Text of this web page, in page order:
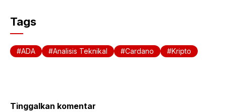
Tags
ADA Analisis Teknikal Cardano Kripto
Tinggalkan komentar